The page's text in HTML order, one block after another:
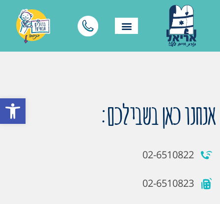
פתח אנחנו כאן בשבילכם:
02-6510822
02-6510823